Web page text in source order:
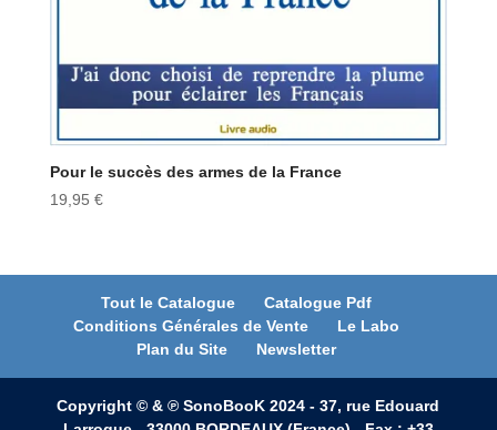
Pour le succès des armes de la France
19,95 €
Tout le Catalogue
Catalogue Pdf
Conditions Générales de Vente
Le Labo
Plan du Site
Newsletter
Copyright © & ℗ SonoBooK 2024 - 37, rue Edouard